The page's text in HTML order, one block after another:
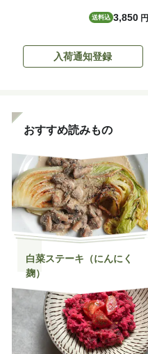
送料込 3,850円
入荷通知登録
おすすめ読みもの
白菜ステーキ（にんにく
麹）